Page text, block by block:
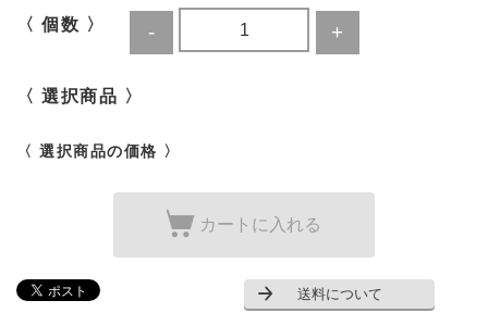
〈 個数 〉
〈 選択商品 〉
〈 選択商品の価格 〉
カートに入れる
送料について